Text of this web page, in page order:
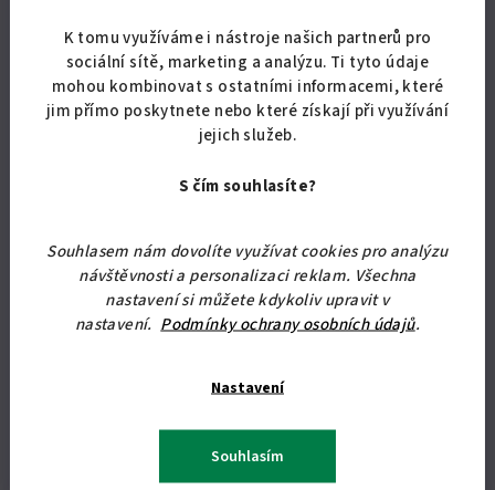
K tomu využíváme i nástroje našich partnerů pro
sociální sítě, marketing a analýzu. Ti tyto údaje
mohou kombinovat s ostatními informacemi, které
jim přímo poskytnete nebo které získají při využívání
jejich služeb.
S čím souhlasíte?
Souhlasem nám dovolíte využívat cookies pro analýzu
návštěvnosti a personalizaci reklam. Všechna
nastavení si můžete kdykoliv upravit v
nastavení. Podmínky ochrany osobních údajů.
Nastavení
Souhlasím
Samolepka na zeď OSLÍK
206,61 Kč bez DPH